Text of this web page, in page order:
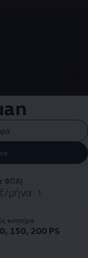
ΦΠΑ)
μήνα 1
κινητήρα
150, 200 PS